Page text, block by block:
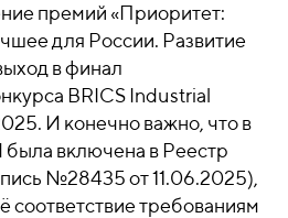
премий «Приоритет:
для России. Развитие
в финал
BRICS Industrial
И конечно важно, что в
была включена в Реестр
№28435 от 11.06.2025),
соответствие требованиям